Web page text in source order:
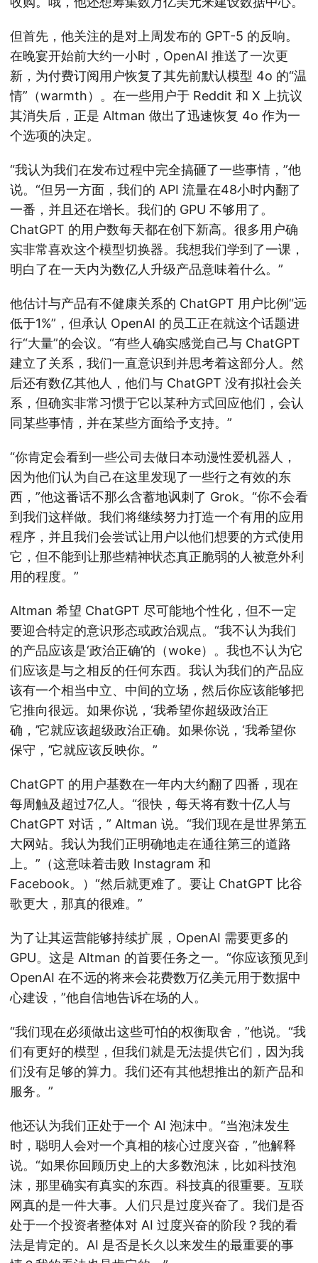
但首先，他关注的是对上周发布的 GPT-5 的反响。
在晚宴开始前大约一小时，OpenAI 推送了一次更
新，为付费订阅用户恢复了其先前默认模型 4o 的“温
情”（warmth）。在一些用户于 Reddit 和 X 上抗议
其消失后，正是 Altman 做出了迅速恢复 4o 作为一
个选项的决定。
“我认为我们在发布过程中完全搞砸了一些事情，”他
说。“但另一方面，我们的 API 流量在48小时内翻了
一番，并且还在增长。我们的 GPU 不够用了。
ChatGPT 的用户数每天都在创下新高。很多用户确
实非常喜欢这个模型切换器。我想我们学到了一课，
明白了在一天内为数亿人升级产品意味着什么。”
他估计与产品有不健康关系的 ChatGPT 用户比例“远
低于1%”，但承认 OpenAI 的员工正在就这个话题进
行“大量”的会议。“有些人确实感觉自己与 ChatGPT
建立了关系，我们一直意识到并思考着这部分人。然
后还有数亿其他人，他们与 ChatGPT 没有拟社会关
系，但确实非常习惯于它以某种方式回应他们，会认
同某些事情，并在某些方面给予支持。”
“你肯定会看到一些公司去做日本动漫性爱机器人，
因为他们认为自己在这里发现了一些行之有效的东
西，”他这番话不那么含蓄地讽刺了 Grok。“你不会看
到我们这样做。我们将继续努力打造一个有用的应用
程序，并且我们会尝试让用户以他们想要的方式使用
它，但不能到让那些精神状态真正脆弱的人被意外利
用的程度。”
Altman 希望 ChatGPT 尽可能地个性化，但不一定
要迎合特定的意识形态或政治观点。“我不认为我们
的产品应该是‘政治正确’的（woke）。我也不认为它
们应该是与之相反的任何东西。我认为我们的产品应
该有一个相当中立、中间的立场，然后你应该能够把
它推向很远。如果你说，‘我希望你超级政治正
确，’它就应该超级政治正确。如果你说，‘我希望你
保守，’它就应该反映你。”
ChatGPT 的用户基数在一年内大约翻了四番，现在
每周触及超过7亿人。“很快，每天将有数十亿人与
ChatGPT 对话，” Altman 说。“我们现在是世界第五
大网站。我认为我们正明确地走在通往第三的道路
上。”（这意味着击败 Instagram 和
Facebook。）“然后就更难了。要让 ChatGPT 比谷
歌更大，那真的很难。”
为了让其运营能够持续扩展，OpenAI 需要更多的
GPU。这是 Altman 的首要任务之一。“你应该预见到
OpenAI 在不远的将来会花费数万亿美元用于数据中
心建设，”他自信地告诉在场的人。
“我们现在必须做出这些可怕的权衡取舍，”他说。“我
们有更好的模型，但我们就是无法提供它们，因为我
们没有足够的算力。我们还有其他想推出的新产品和
服务。”
他还认为我们正处于一个 AI 泡沫中。“当泡沫发生
时，聪明人会对一个真相的核心过度兴奋，”他解释
说。“如果你回顾历史上的大多数泡沫，比如科技泡
沫，那里确实有真实的东西。科技真的很重要。互联
网真的是一件大事。人们只是过度兴奋了。我们是否
处于一个投资者整体对 AI 过度兴奋的阶段？我的看
法是肯定的。AI 是否是长久以来发生的最重要的事